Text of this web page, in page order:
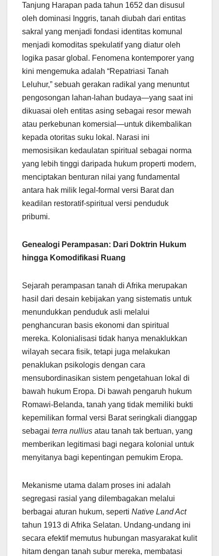
Tanjung Harapan pada tahun 1652 dan disusul
oleh dominasi Inggris, tanah diubah dari entitas
sakral yang menjadi fondasi identitas komunal
menjadi komoditas spekulatif yang diatur oleh
logika pasar global. Fenomena kontemporer yang
kini mengemuka adalah “Repatriasi Tanah
Leluhur,” sebuah gerakan radikal yang menuntut
pengosongan lahan-lahan budaya—yang saat ini
dikuasai oleh entitas asing sebagai resor mewah
atau perkebunan komersial—untuk dikembalikan
kepada otoritas suku lokal. Narasi ini
memosisikan kedaulatan spiritual sebagai norma
yang lebih tinggi daripada hukum properti modern,
menciptakan benturan nilai yang fundamental
antara hak milik legal-formal versi Barat dan
keadilan restoratif-spiritual versi penduduk
pribumi.
Genealogi Perampasan: Dari Doktrin Hukum
hingga Komodifikasi Ruang
Sejarah perampasan tanah di Afrika merupakan
hasil dari desain kebijakan yang sistematis untuk
menundukkan penduduk asli melalui
penghancuran basis ekonomi dan spiritual
mereka. Kolonialisasi tidak hanya menaklukkan
wilayah secara fisik, tetapi juga melakukan
penaklukan psikologis dengan cara
mensubordinasikan sistem pengetahuan lokal di
bawah hukum Eropa. Di bawah pengaruh hukum
Romawi-Belanda, tanah yang tidak memiliki bukti
kepemilikan formal versi Barat seringkali dianggap
sebagai terra nullius atau tanah tak bertuan, yang
memberikan legitimasi bagi negara kolonial untuk
menyitanya bagi kepentingan pemukim Eropa.
Mekanisme utama dalam proses ini adalah
segregasi rasial yang dilembagakan melalui
berbagai aturan hukum, seperti Native Land Act
tahun 1913 di Afrika Selatan. Undang-undang ini
secara efektif memutus hubungan masyarakat kulit
hitam dengan tanah subur mereka, membatasi